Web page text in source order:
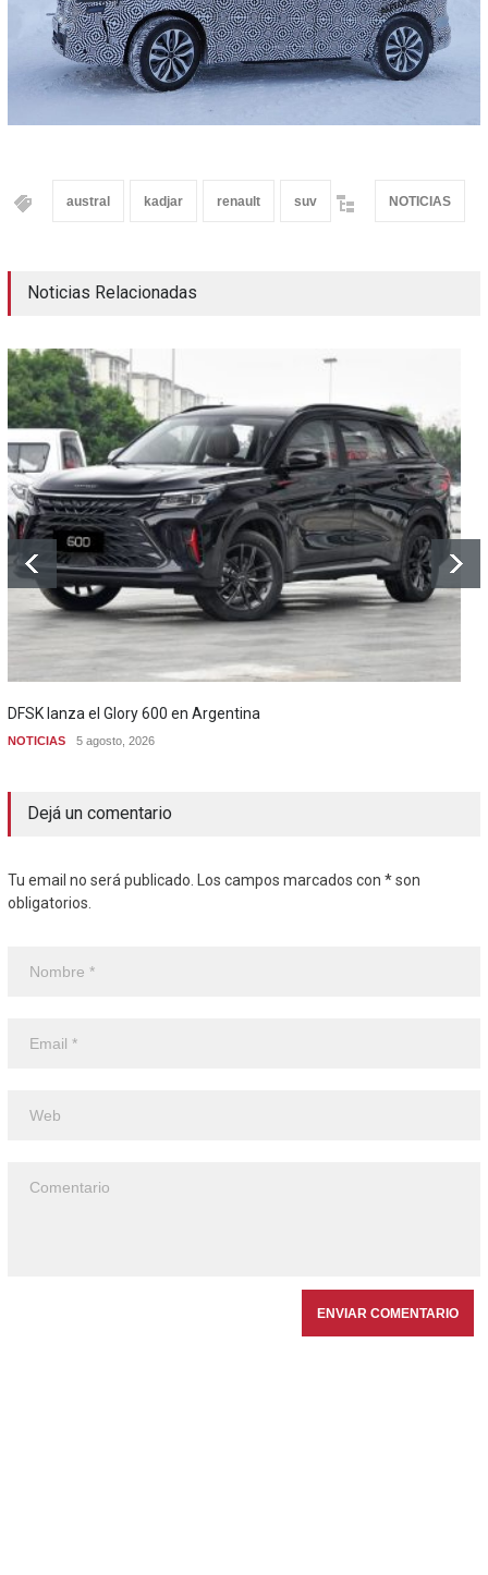
austral kadjar renault suv NOTICIAS
Noticias Relacionadas
DFSK lanza el Glory 600 en Argentina
NOTICIAS 5 agosto, 2026
Dejá un comentario
Tu email no será publicado. Los campos marcados con * son
obligatorios.